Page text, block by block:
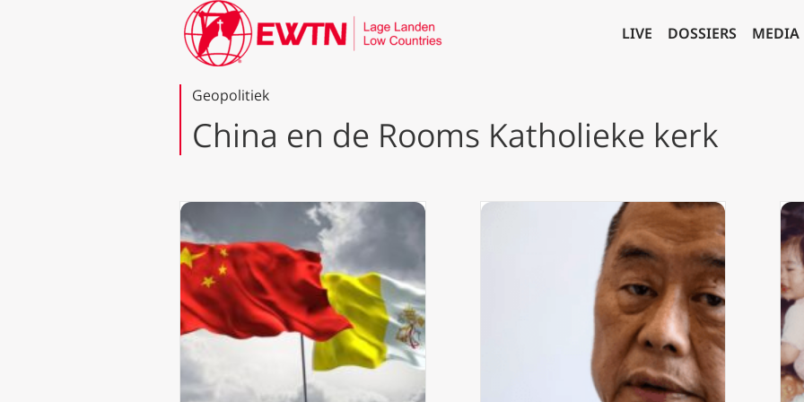
LIVE DOSSIERS MEDIA
Geopolitiek
China en de Rooms Katholieke kerk